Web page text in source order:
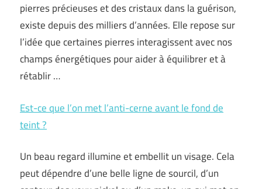
pierres précieuses et des cristaux dans la guérison,
existe depuis des milliers d’années. Elle repose sur
l’idée que certaines pierres interagissent avec nos
champs énergétiques pour aider à équilibrer et à
rétablir …
Est-ce que l’on met l’anti-cerne avant le fond de
teint ?
Un beau regard illumine et embellit un visage. Cela
peut dépendre d’une belle ligne de sourcil, d’un